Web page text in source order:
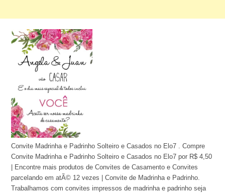
Convite Madrinha e Padrinho Solteiro e Casados no Elo7 . Compre
Convite Madrinha e Padrinho Solteiro e Casados no Elo7 por R$ 4,50
| Encontre mais produtos de Convites de Casamento e Convites
parcelando em atÃ© 12 vezes | Convite de Madrinha e Padrinho.
Trabalhamos com convites impressos de madrinha e padrinho seja